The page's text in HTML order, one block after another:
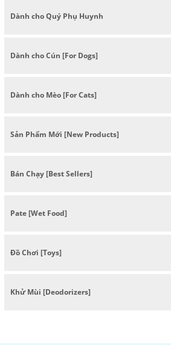
Dành cho Quý Phụ Huynh
Dành cho Cún [For Dogs]
Dành cho Mèo [For Cats]
Sản Phẩm Mới [New Products]
Bán Chạy [Best Sellers]
Pate [Wet Food]
Đồ Chơi [Toys]
Khử Mùi [Deodorizers]